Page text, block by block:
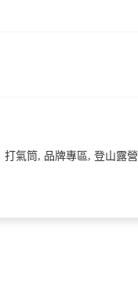
打氣筒, 品牌專區, 登山露營